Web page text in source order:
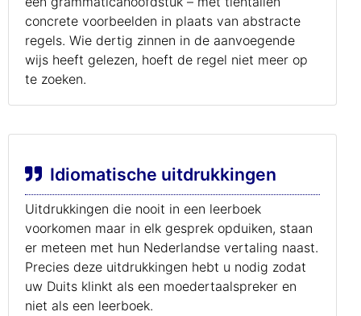
concrete voorbeelden in plaats van abstracte
regels. Wie dertig zinnen in de aanvoegende
wijs heeft gelezen, hoeft de regel niet meer op
te zoeken.
Idiomatische uitdrukkingen
Uitdrukkingen die nooit in een leerboek
voorkomen maar in elk gesprek opduiken, staan
er meteen met hun Nederlandse vertaling naast.
Precies deze uitdrukkingen hebt u nodig zodat
uw Duits klinkt als een moedertaalspreker en
niet als een leerboek.